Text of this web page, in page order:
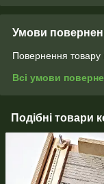
Умови
Повернення товару
Всі умови
Подібні товари